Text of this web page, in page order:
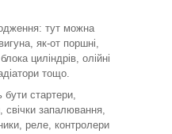
тут можна
як-от поршні,
циліндрів, олійні
тощо.
стартери,
свічки запалювання,
реле, контролери